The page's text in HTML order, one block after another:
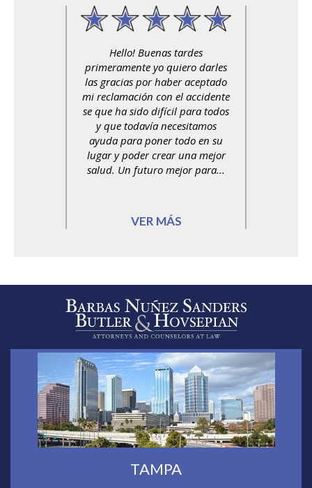
Hello! Buenas tardes
primeramente yo quiero darles
las gracias por haber aceptado
mi reclamación con el accidente
se que ha sido difícil para todos
y que todavía necesitamos
ayuda para poner todo en su
lugar y poder crear una mejor
salud. Un futuro mejor para...
VER MÁS
TAMPA